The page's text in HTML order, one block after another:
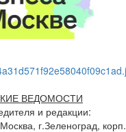
ВЕДОМОСТИ
и редакции:
г.Зеленоград, корп.